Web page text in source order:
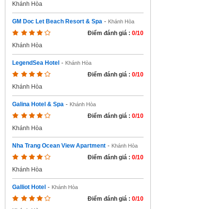
Khánh Hòa
GM Doc Let Beach Resort & Spa - Khánh Hòa
Điểm đánh giá : 0/10
Khánh Hòa
LegendSea Hotel - Khánh Hòa
Điểm đánh giá : 0/10
Khánh Hòa
Galina Hotel & Spa - Khánh Hòa
Điểm đánh giá : 0/10
Khánh Hòa
Nha Trang Ocean View Apartment - Khánh Hòa
Điểm đánh giá : 0/10
Khánh Hòa
Galliot Hotel - Khánh Hòa
Điểm đánh giá : 0/10